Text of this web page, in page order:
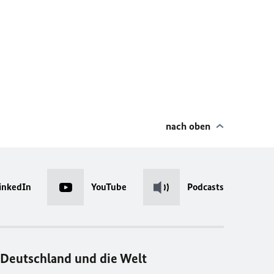
nach oben
YouTube Podcasts
Deutschland und die Welt